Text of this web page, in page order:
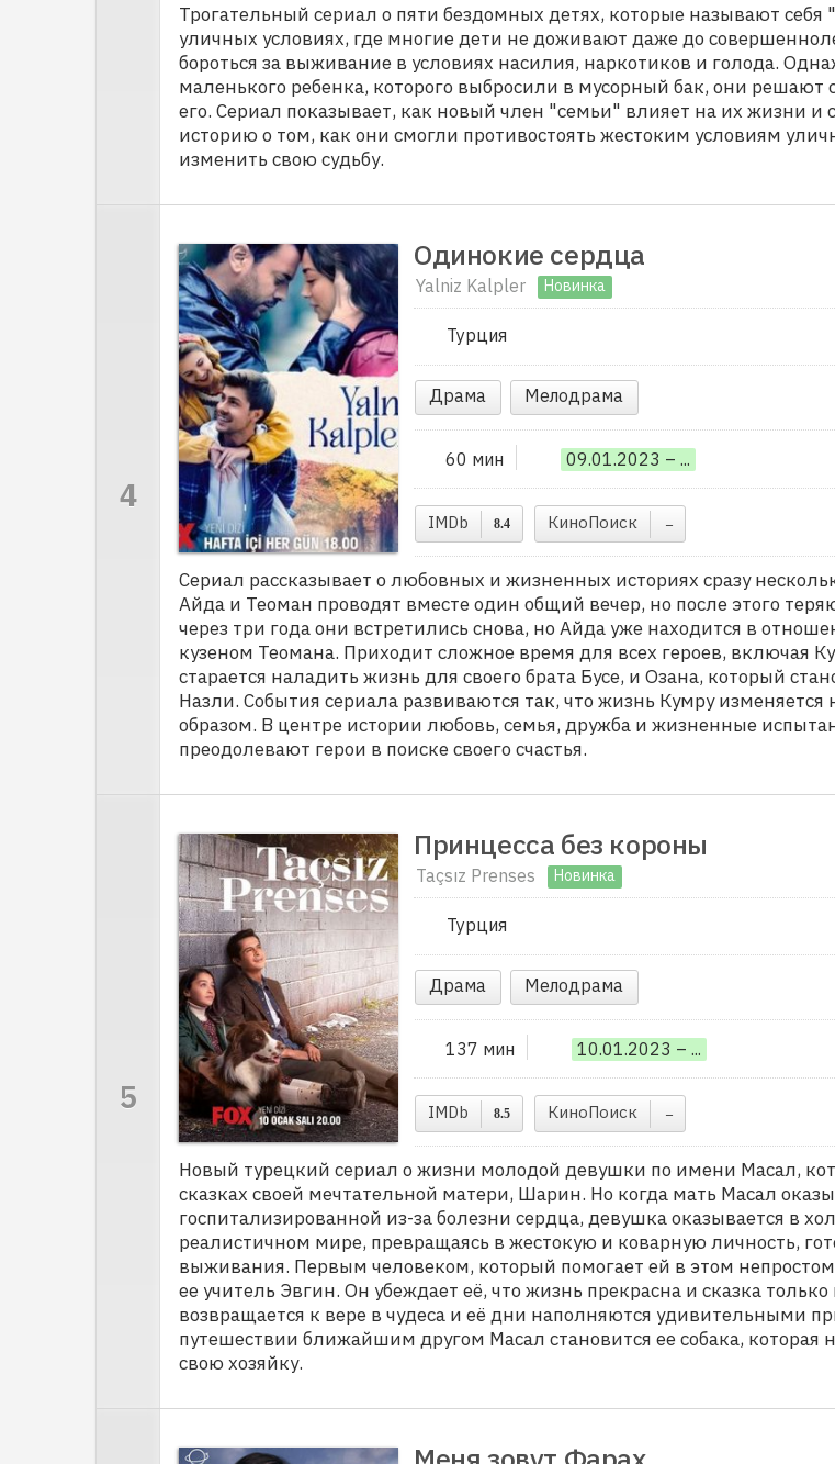
Трогательный сериал о пяти бездомных детях, которые называют
уличных условиях, где многие дети не доживают даже до
бороться за выживание в условиях насилия, наркотиков и голода.
маленького ребенка, которого выбросили в мусорный бак, они решают
его. Сериал показывает, как новый член "семьи" влияет на их жизни и
историю о том, как они смогли противостоять жестоким условиям
изменить свою судьбу.
Одинокие сердца
Yalniz Kalpler Новинка
Турция
Драма Мелодрама
60 мин 09.01.2023 – ...
IMDb 8.4 КиноПоиск –
Сериал рассказывает о любовных и жизненных историях сразу
Айда и Теоман проводят вместе один общий вечер, но после этого
через три года они встретились снова, но Айда уже находится в
кузеном Теомана. Приходит сложное время для всех героев, включая
старается наладить жизнь для своего брата Бусе, и Озана, который
Назли. События сериала развиваются так, что жизнь Кумру
образом. В центре истории любовь, семья, дружба и жизненные
преодолевают герои в поиске своего счастья.
Принцесса без короны
Taçsız Prenses Новинка
Турция
Драма Мелодрама
137 мин 10.01.2023 – ...
IMDb 8.5 КиноПоиск –
Новый турецкий сериал о жизни молодой девушки по имени Масал,
сказках своей мечтательной матери, Шарин. Но когда мать Масал
госпитализированной из-за болезни сердца, девушка оказывается в
реалистичном мире, превращаясь в жестокую и коварную личность,
выживания. Первым человеком, который помогает ей в этом непростом
ее учитель Эвгин. Он убеждает её, что жизнь прекрасна и сказка
возвращается к вере в чудеса и её дни наполняются удивительными
путешествии ближайшим другом Масал становится ее собака, которая
свою хозяйку.